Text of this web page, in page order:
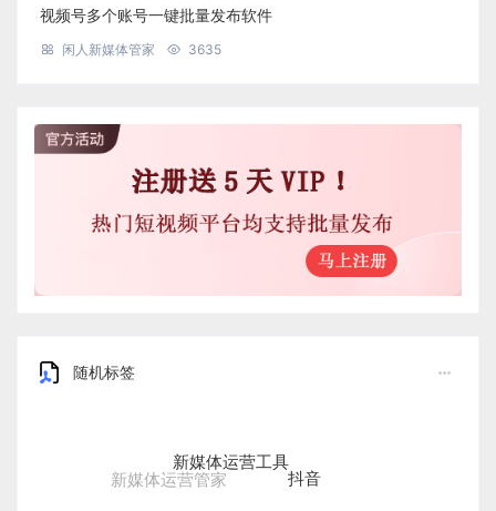
视频号多个账号一键批量发布软件
闲人新媒体管家 3635
随机标签
新媒体运营管家
新媒体运营工具
抖音